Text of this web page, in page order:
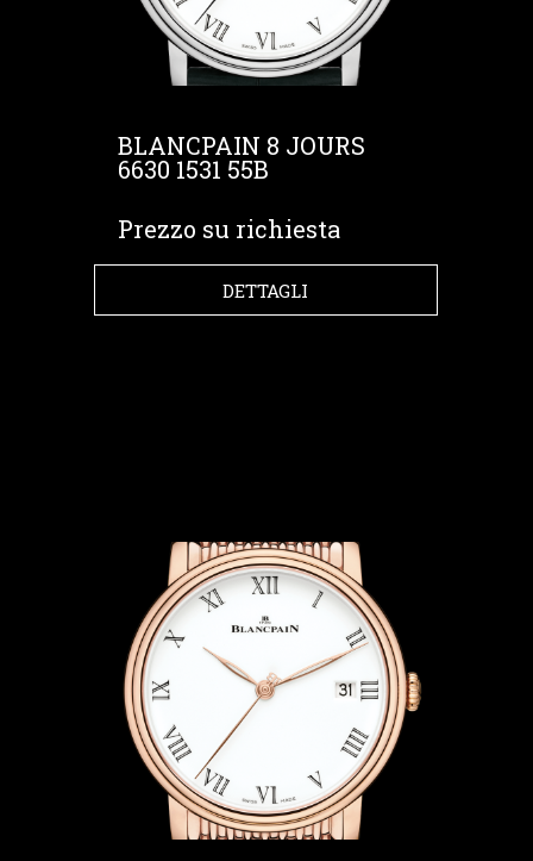
BLANCPAIN 8 JOURS
6630 1531 55B
Prezzo su richiesta
DETTAGLI